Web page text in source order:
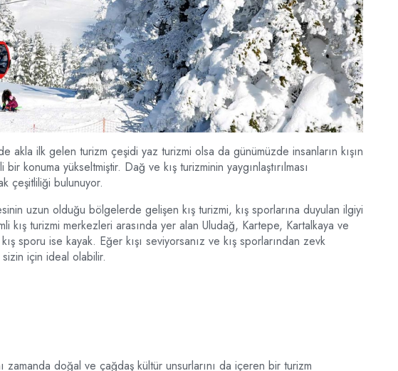
akla ilk gelen turizm çeşidi yaz turizmi olsa da günümüzde insanların kışın
konuma yükseltmiştir. Dağ ve kış turizminin yaygınlaştırılması
çeşitliliği bulunuyor.
uzun olduğu bölgelerde gelişen kış turizmi, kış sporlarına duyulan ilgiyi
kış turizmi merkezleri arasında yer alan Uludağ, Kartepe, Kartalkaya ve
sporu ise kayak. Eğer kışı seviyorsanız ve kış sporlarından zevk
için ideal olabilir.
zamanda doğal ve çağdaş kültür unsurlarını da içeren bir turizm